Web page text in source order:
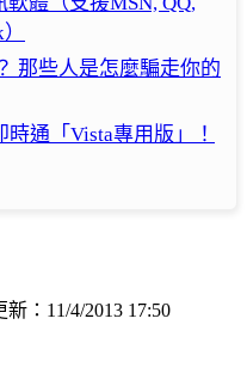
那些人是怎麼騙走你的
通「Vista專用版」！
：11/4/2013 17:50